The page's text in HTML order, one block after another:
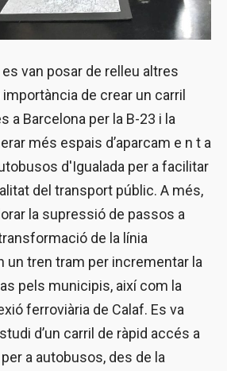
van posar de relleu altres
de crear un carril
a Barcelona per la B-23 i la
més espais d’aparcam e n t a
d'Igualada per a facilitar
del transport públic. A més,
la supressió de passos a
de la línia
un tren tram per incrementar la
pels municipis, així com la
ferroviària de Calaf. Es va
d’un carril de ràpid accés a
a autobusos, des de la